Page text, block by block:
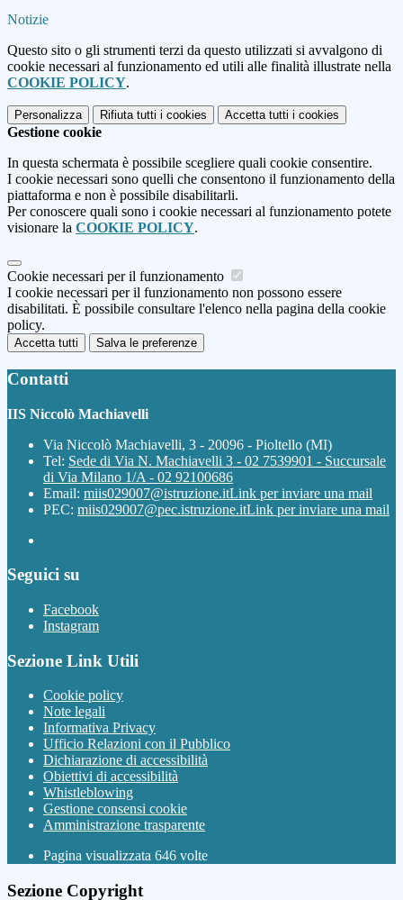
Notizie
Questo sito o gli strumenti terzi da questo utilizzati si avvalgono di
cookie necessari al funzionamento ed utili alle finalità illustrate nella
COOKIE POLICY.
Personalizza Rifiuta tutti i cookies Accetta tutti i cookies
Gestione cookie
In questa schermata è possibile scegliere quali cookie consentire.
I cookie necessari sono quelli che consentono il funzionamento della
piattaforma e non è possibile disabilitarli.
Per conoscere quali sono i cookie necessari al funzionamento potete
visionare la COOKIE POLICY.
Cookie necessari per il funzionamento
I cookie necessari per il funzionamento non possono essere
disabilitati. È possibile consultare l'elenco nella pagina della cookie
policy.
Accetta tutti Salva le preferenze
Contatti
IIS Niccolò Machiavelli
Via Niccolò Machiavelli, 3 - 20096 - Pioltello (MI)
Tel: Sede di Via N. Machiavelli 3 - 02 7539901 - Succursale
di Via Milano 1/A - 02 92100686
Email: miis029007@istruzione.itLink per inviare una mail
PEC: miis029007@pec.istruzione.itLink per inviare una mail
Seguici su
Facebook
Instagram
Sezione Link Utili
Cookie policy
Note legali
Informativa Privacy
Ufficio Relazioni con il Pubblico
Dichiarazione di accessibilità
Obiettivi di accessibilità
Whistleblowing
Gestione consensi cookie
Amministrazione trasparente
Pagina visualizzata 646 volte
Sezione Copyright